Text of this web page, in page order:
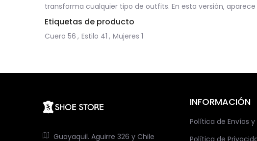
transforma cualquier tipo de outfits. En esta versión,
Etiquetas de producto
Cuero 56 , Estilo 41 , Mujeres 1
Guayaquil. Aguirre 326 y Chile
INFORMACIÓN
Política de Envíos
Política de